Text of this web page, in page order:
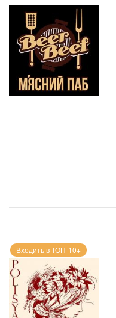
Входить в ТОП-10+